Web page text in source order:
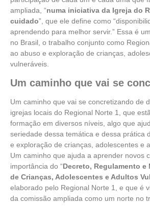
ampliada, “numa iniciativa da Igreja do
cuidado”, que ele define como
aprendendo para melhor servir.” Essa é
no Brasil, o trabalho conjunto como
ao abuso e exploração de crianças,
vulneráveis.
Um caminho que vai se
Um caminho que vai se concretizando de
igrejas locais do Regional Norte 1, que
formação em diversos níveis, algo que
seriedade dessa temática e dessa prática
e exploração de crianças, adolescentes e
Um caminho que ajuda a aprender novos
importância do “Decreto, Regulamento e
de Crianças, Adolescentes e Adultos
elaborado pelo Regional Norte 1, e que é
da comissão ampliada como um norte no